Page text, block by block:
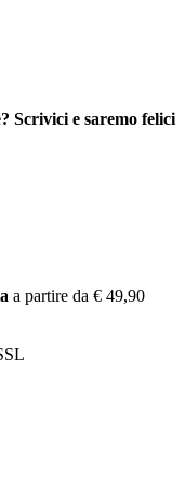
Scrivici e saremo felici
a partire da € 49,90